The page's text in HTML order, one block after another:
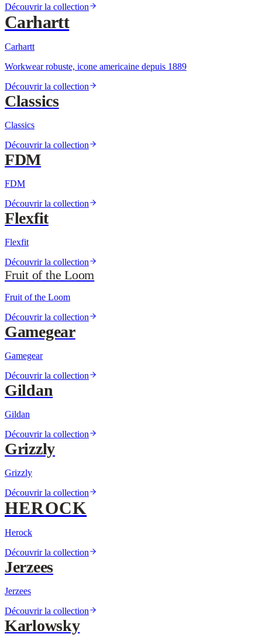
Découvrir la collection
Carhartt
Carhartt
Workwear robuste, icone americaine depuis 1889
Découvrir la collection
Classics
Classics
Découvrir la collection
FDM
FDM
Découvrir la collection
Flexfit
Flexfit
Découvrir la collection
Fruit of the Loom
Fruit of the Loom
Découvrir la collection
Gamegear
Gamegear
Découvrir la collection
Gildan
Gildan
Découvrir la collection
Grizzly
Grizzly
Découvrir la collection
HEROCK
Herock
Découvrir la collection
Jerzees
Jerzees
Découvrir la collection
Karlowsky